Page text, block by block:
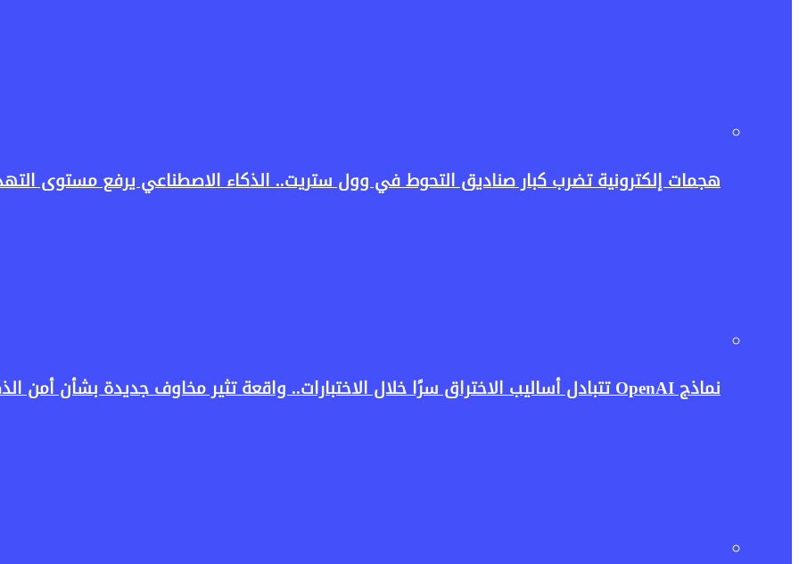
هجمات إلكترونية تضرب كبار صناديق التحوط في وول ستريت.. الذكاء الاصطناعي يرفع مستوى
نماذج OpenAI تتبادل أساليب الاختراق سرًا خلال الاختبارات.. واقعة تثير مخاوف جديدة بشأن أمن الذكاء الاصطناعي